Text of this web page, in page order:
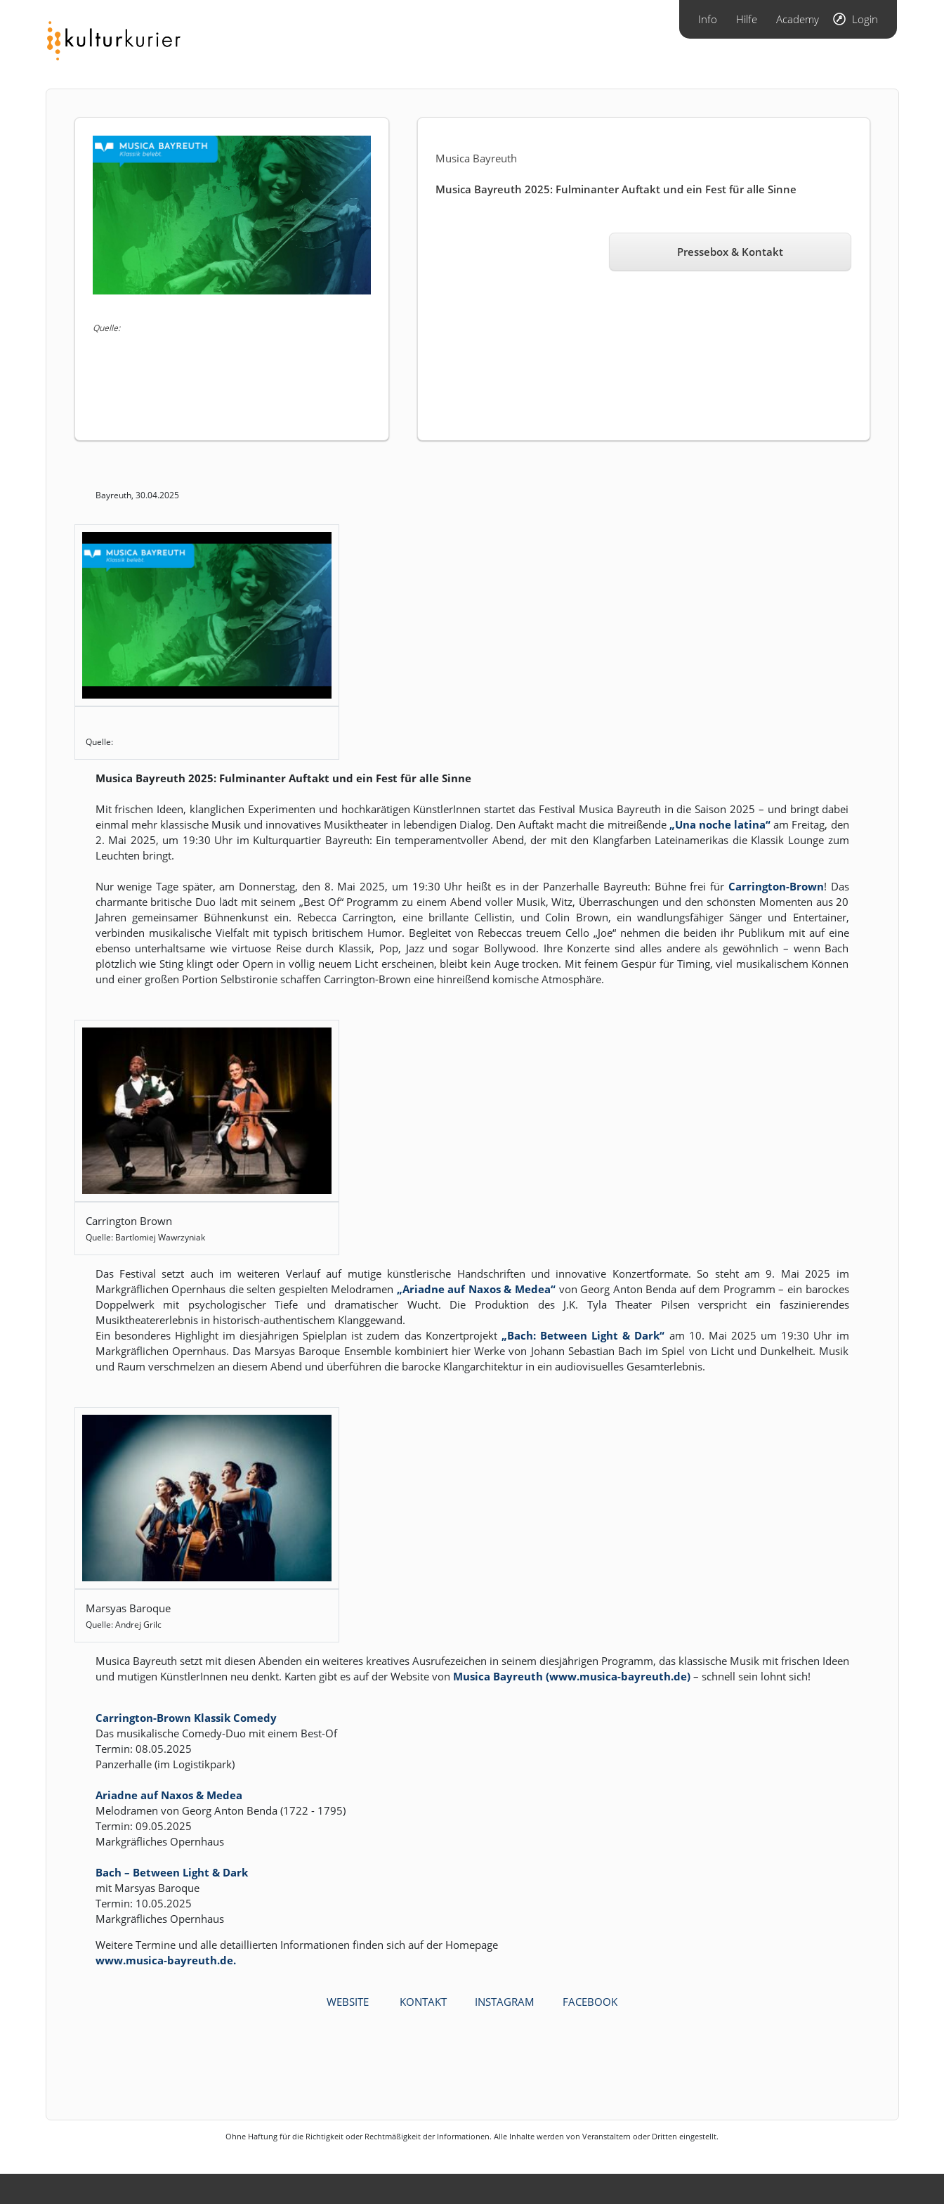
Info Hilfe Academy Login
Quelle:
Musica Bayreuth
Musica Bayreuth 2025: Fulminanter Auftakt und ein Fest für alle Sinne
Pressebox & Kontakt
Bayreuth, 30.04.2025
Quelle:
Musica Bayreuth 2025: Fulminanter Auftakt und ein Fest für alle Sinne
Mit frischen Ideen, klanglichen Experimenten und hochkarätigen KünstlerInnen startet das Festival Musica Bayreuth in die Saison 2025 – und bringt dabei
einmal mehr klassische Musik und innovatives Musiktheater in lebendigen Dialog. Den Auftakt macht die mitreißende „Una noche latina“ am Freitag, den
2. Mai 2025, um 19:30 Uhr im Kulturquartier Bayreuth: Ein temperamentvoller Abend, der mit den Klangfarben Lateinamerikas die Klassik Lounge zum
Leuchten bringt.
Nur wenige Tage später, am Donnerstag, den 8. Mai 2025, um 19:30 Uhr heißt es in der Panzerhalle Bayreuth: Bühne frei für Carrington-Brown! Das
charmante britische Duo lädt mit seinem „Best Of“ Programm zu einem Abend voller Musik, Witz, Überraschungen und den schönsten Momenten aus 20
Jahren gemeinsamer Bühnenkunst ein. Rebecca Carrington, eine brillante Cellistin, und Colin Brown, ein wandlungsfähiger Sänger und Entertainer,
verbinden musikalische Vielfalt mit typisch britischem Humor. Begleitet von Rebeccas treuem Cello „Joe“ nehmen die beiden ihr Publikum mit auf eine
ebenso unterhaltsame wie virtuose Reise durch Klassik, Pop, Jazz und sogar Bollywood. Ihre Konzerte sind alles andere als gewöhnlich – wenn Bach
plötzlich wie Sting klingt oder Opern in völlig neuem Licht erscheinen, bleibt kein Auge trocken. Mit feinem Gespür für Timing, viel musikalischem Können
und einer großen Portion Selbstironie schaffen Carrington-Brown eine hinreißend komische Atmosphäre.
Carrington Brown
Quelle: Bartlomiej Wawrzyniak
Das Festival setzt auch im weiteren Verlauf auf mutige künstlerische Handschriften und innovative Konzertformate. So steht am 9. Mai 2025 im
Markgräflichen Opernhaus die selten gespielten Melodramen „Ariadne auf Naxos & Medea“ von Georg Anton Benda auf dem Programm – ein barockes
Doppelwerk mit psychologischer Tiefe und dramatischer Wucht. Die Produktion des J.K. Tyla Theater Pilsen verspricht ein faszinierendes
Musiktheatererlebnis in historisch-authentischem Klanggewand.
Ein besonderes Highlight im diesjährigen Spielplan ist zudem das Konzertprojekt „Bach: Between Light & Dark“ am 10. Mai 2025 um 19:30 Uhr im
Markgräflichen Opernhaus. Das Marsyas Baroque Ensemble kombiniert hier Werke von Johann Sebastian Bach im Spiel von Licht und Dunkelheit. Musik
und Raum verschmelzen an diesem Abend und überführen die barocke Klangarchitektur in ein audiovisuelles Gesamterlebnis.
Marsyas Baroque
Quelle: Andrej Grilc
Musica Bayreuth setzt mit diesen Abenden ein weiteres kreatives Ausrufezeichen in seinem diesjährigen Programm, das klassische Musik mit frischen Ideen
und mutigen KünstlerInnen neu denkt. Karten gibt es auf der Website von Musica Bayreuth (www.musica-bayreuth.de)– schnell sein lohnt sich!
Carrington-Brown Klassik Comedy
Das musikalische Comedy-Duo mit einem Best-Of
Termin: 08.05.2025
Panzerhalle (im Logistikpark)
Ariadne auf Naxos & Medea
Melodramen von Georg Anton Benda (1722 - 1795)
Termin: 09.05.2025
Markgräfliches Opernhaus
Bach – Between Light & Dark
mit Marsyas Baroque
Termin: 10.05.2025
Markgräfliches Opernhaus
Weitere Termine und alle detaillierten Informationen finden sich auf der Homepage
www.musica-bayreuth.de.
WEBSITE KONTAKT INSTAGRAM FACEBOOK
Ohne Haftung für die Richtigkeit oder Rechtmäßigkeit der Informationen. Alle Inhalte werden von Veranstaltern oder Dritten eingestellt.